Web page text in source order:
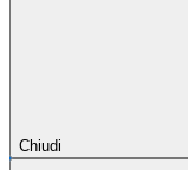
Chiudi